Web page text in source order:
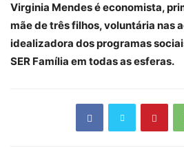
Virginia Mendes é economista,
mãe de três filhos, voluntária nas
idealizadora dos programas
SER Família em todas as esferas.